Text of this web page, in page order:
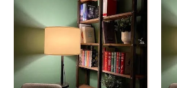
kirjoittaa arvioinnin.